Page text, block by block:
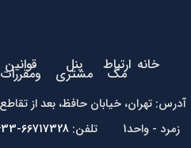
خانه ارتباط
مگ پنل
مشتری قوانین
ومقررات
زمرد - واحد1 تلفن:
66717328-66727433